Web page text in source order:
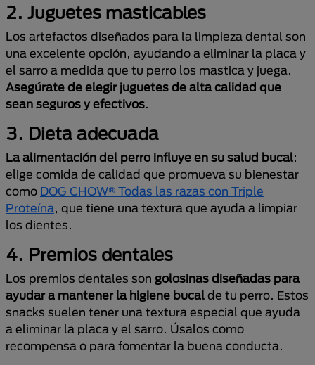
2. Juguetes masticables
Los artefactos diseñados para la limpieza dental son
una excelente opción, ayudando a eliminar la placa y
el sarro a medida que tu perro los mastica y juega.
Asegúrate de elegir juguetes de alta calidad que
sean seguros y efectivos.
3. Dieta adecuada
La alimentación del perro influye en su salud bucal:
elige comida de calidad que promueva su bienestar
como DOG CHOW® Todas las razas con Triple
Proteína, que tiene una textura que ayuda a limpiar
los dientes.
4. Premios dentales
Los premios dentales son golosinas diseñadas para
ayudar a mantener la higiene bucal de tu perro. Estos
snacks suelen tener una textura especial que ayuda
a eliminar la placa y el sarro. Úsalos como
recompensa o para fomentar la buena conducta.